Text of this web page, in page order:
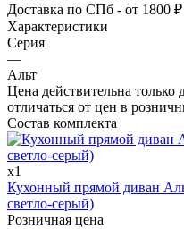
Доставка по СПб - от 1800 ₽
Характеристики
Серия
—
Альт
Цена действительна только
отличаться от цен в
Состав комплекта
x1
Кухонный прямой диван
светло-серый)
Розничная цена